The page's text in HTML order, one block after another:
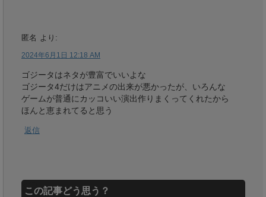
匿名 より:
2024年6月1日 12:18 AM
ゴジータはネタが豊富でいいよな
ゴジータ4だけはアニメの出来が悪かったが、いろんな
ゲームが普通にカッコいい演出作りまくってくれたから
ほんと恵まれてると思う
返信
この記事どう思う？